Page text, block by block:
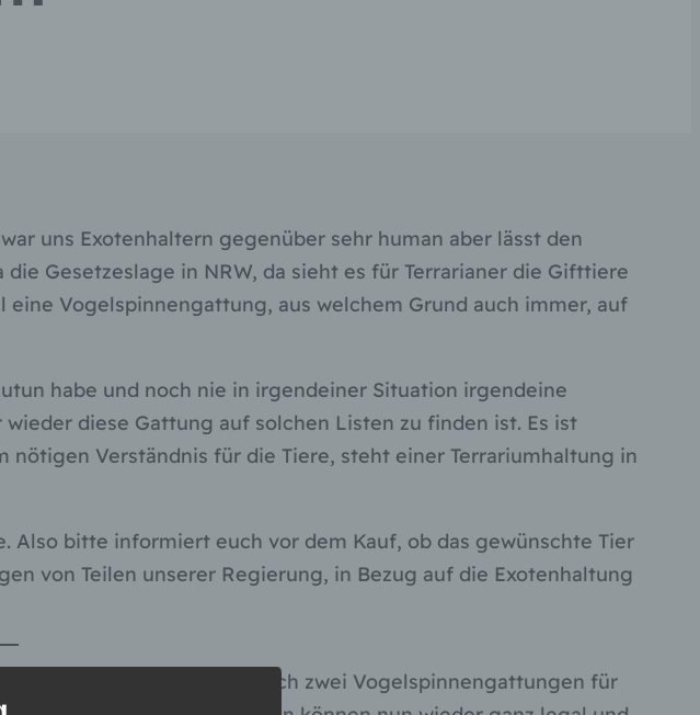
uns Exotenhaltern gegenüber sehr human aber lässt den
Gesetzeslage in NRW, da sieht es für Terrarianer die Gifttiere
Vogelspinnengattung, aus welchem Grund auch immer, auf
habe und noch nie in irgendeiner Situation irgendeine
diese Gattung auf solchen Listen zu finden ist. Es ist
Verständnis für die Tiere, steht einer Terrariumhaltung in
Also bitte informiert euch vor dem Kauf, ob das gewünschte Tier
von Teilen unserer Regierung, in Bezug auf die Exotenhaltung
geändert, dass nun nur noch zwei Vogelspinnengattungen für